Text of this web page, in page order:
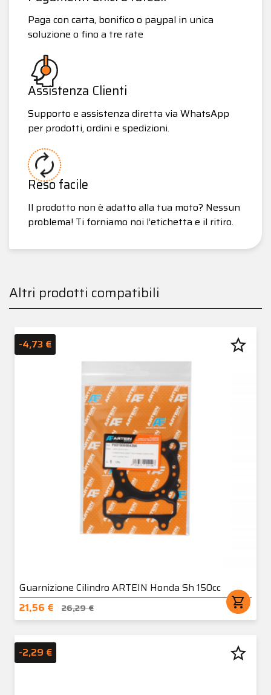
Paga con carta, bonifico o paypal in unica
soluzione o fino a tre rate
Assistenza Clienti
Supporto e assistenza diretta via WhatsApp
per prodotti, ordini e spedizioni.
Reso facile
Il prodotto non è adatto alla tua moto? Nessun
problema! Ti forniamo noi l’etichetta e il ritiro.
Altri prodotti compatibili
Guarnizione Cilindro ARTEIN Honda Sh 150cc
21,56 €
26,29 € shopping_cart
-4,73 € star_border
-2,29 € star_border